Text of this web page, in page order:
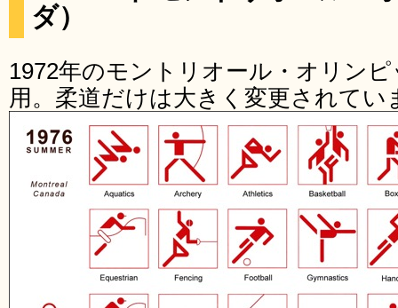
ダ）
1972年のモントリオール・オリン
用。柔道だけは大きく変更されてい